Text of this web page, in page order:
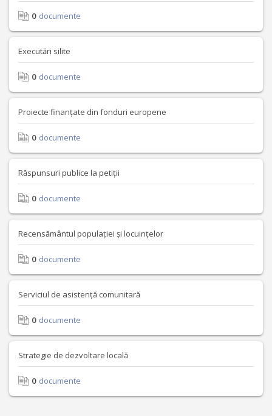
0 documente
Executări silite
0 documente
Proiecte finanțate din fonduri europene
0 documente
Răspunsuri publice la petiții
0 documente
Recensământul populației și locuințelor
0 documente
Serviciul de asistență comunitară
0 documente
Strategie de dezvoltare locală
0 documente